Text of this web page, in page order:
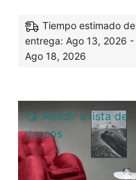
Tiempo estimado de
entrega: Ago 13, 2026 -
Ago 18, 2026
Añadir a lista de
deseos